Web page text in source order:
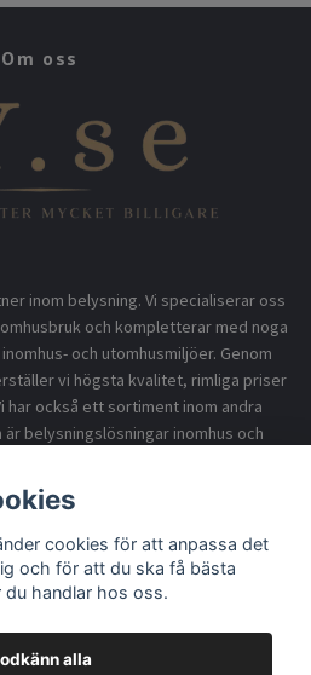
Om oss
inom belysning. Vi specialiserar oss
och kompletterar med noga
och utomhusmiljöer. Genom
vi högsta kvalitet, rimliga priser
har också ett sortiment inom andra
belysningslösningar inomhus och
cookies för att anpassa det
och för att du ska få bästa
du handlar hos oss.
alla